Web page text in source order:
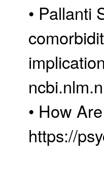
• Pallanti
• How
https://